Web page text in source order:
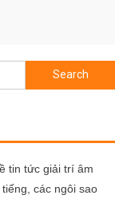
Search
for:
tin tức giải trí âm
các ngôi sao